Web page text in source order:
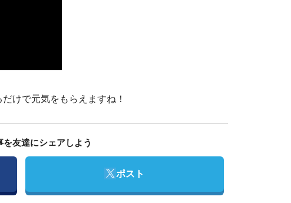
けで元気をもらえますね！
を友達にシェアしよう
Twitter
ポスト